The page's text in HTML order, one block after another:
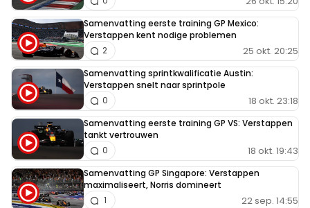
Samenvatting eerste training GP Mexico:
Verstappen kent nodige problemen
25 okt. 20:25
2
Samenvatting sprintkwalificatie Austin:
Verstappen snelt naar sprintpole
18 okt. 23:18
0
Samenvatting eerste training GP VS: Verstappen
tankt vertrouwen
18 okt. 19:43
0
Samenvatting GP Singapore: Verstappen
maximaliseert, Norris domineert
22 sep. 14:55
1